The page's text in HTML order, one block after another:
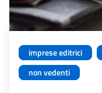
imprese editrici
non vedenti